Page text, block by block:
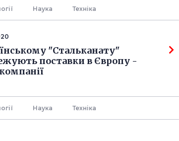
Наука Технiка
"Стальканату"
поставки в Європу -
Наука Технiка